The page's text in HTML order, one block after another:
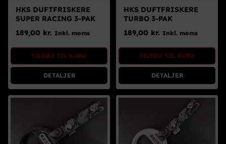
HKS DUFTFRISKERE
SUPER RACING 3-PAK
189,00 kr. Inkl. moms
TILFØJ TIL KURV
DETALJER
HKS DUFTFRISKERE
TURBO 3-PAK
189,00 kr. Inkl. moms
TILFØJ TIL KURV
DETALJER